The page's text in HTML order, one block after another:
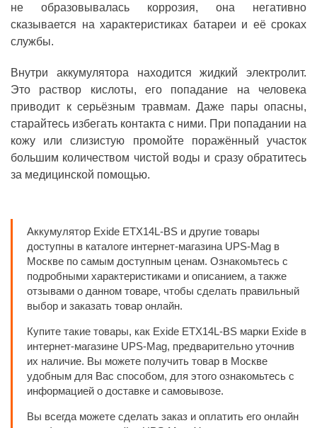
не образовывалась коррозия, она негативно
сказывается на характеристиках батареи и её сроках
службы.
Внутри аккумулятора находится жидкий электролит.
Это раствор кислоты, его попадание на человека
приводит к серьёзным травмам. Даже пары опасны,
старайтесь избегать контакта с ними. При попадании на
кожу или слизистую промойте поражённый участок
большим количеством чистой воды и сразу обратитесь
за медицинской помощью.
Аккумулятор Exide ETX14L-BS и другие товары
доступны в каталоге интернет-магазина UPS-Mag в
Москве по самым доступным ценам. Ознакомьтесь с
подробными характеристиками и описанием, а также
отзывами о данном товаре, чтобы сделать правильный
выбор и заказать товар онлайн.
Купите такие товары, как Exide ETX14L-BS марки Exide в
интернет-магазине UPS-Mag, предварительно уточнив
их наличие. Вы можете получить товар в Москве
удобным для Вас способом, для этого ознакомьтесь с
информацией о доставке и самовывозе.
Вы всегда можете сделать заказ и оплатить его онлайн